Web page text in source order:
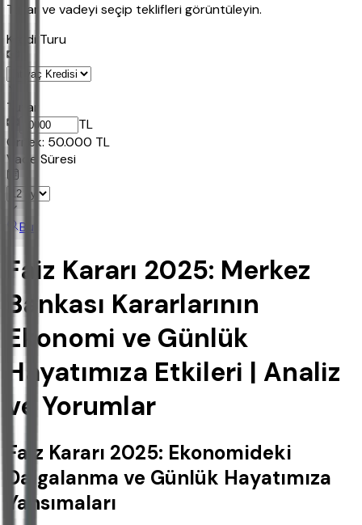
Tutar ve vadeyi seçip teklifleri görüntüleyin.
Kredi Turu
Tutar
TL
Ornek: 50.000 TL
Vade Süresi
Bul
Faiz Kararı 2025: Merkez
Bankası Kararlarının
Ekonomi ve Günlük
Hayatımıza Etkileri | Analiz
ve Yorumlar
Faiz Kararı 2025: Ekonomideki
Dalgalanma ve Günlük Hayatımıza
Yansımaları